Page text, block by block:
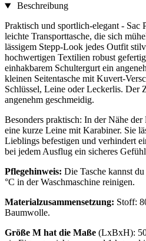
Beschreibung
Praktisch und sportlich-elegant - Sac
leichte Transporttasche, die sich
lässigem Stepp-Look jedes Outfit
hochwertigen Textilien robust
einhakbarem Schultergurt ein
kleinen Seitentasche mit Kuvert-
Schlüssel, Leine oder Leckerlis. Der
angenehm geschmeidig.
Besonders praktisch: In der Nähe
eine kurze Leine mit Karabiner. Sie
Lieblings befestigen und verhindert
bei jedem Ausflug ein sicheres
Pflegehinweis: Die Tasche kannst
°C in der Waschmaschine reinigen.
Materialzusammensetzung: Stoff:
Baumwolle.
Größe M hat die Maße (LxBxH):